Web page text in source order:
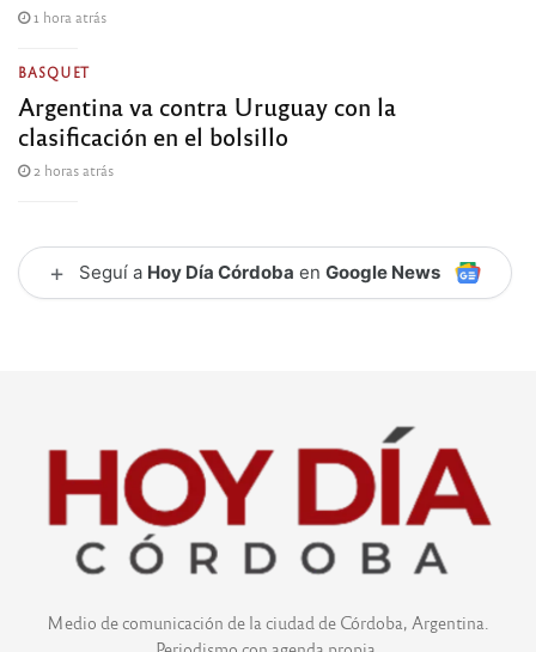
1 hora atrás
BASQUET
Argentina va contra Uruguay con la
clasificación en el bolsillo
2 horas atrás
+ Seguí a Hoy Día Córdoba en Google News
Medio de comunicación de la ciudad de Córdoba, Argentina.